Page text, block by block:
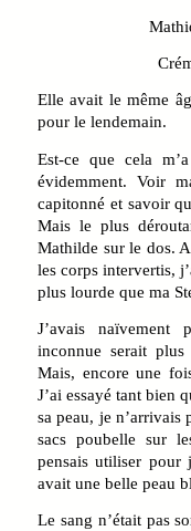
Elle avait le même
pour le lendemain.
Est-ce que cela
évidemment. Voir
capitonné et savoir
Mais le plus
Mathilde sur le dos.
les corps intervertis,
plus lourde que ma
J’avais naïvement
inconnue serait plus
Mais, encore une
J’ai essayé tant bien
sa peau, je n’arrivais
sacs poubelle sur
pensais utiliser pour
avait une belle peau
Le sang n’était pas